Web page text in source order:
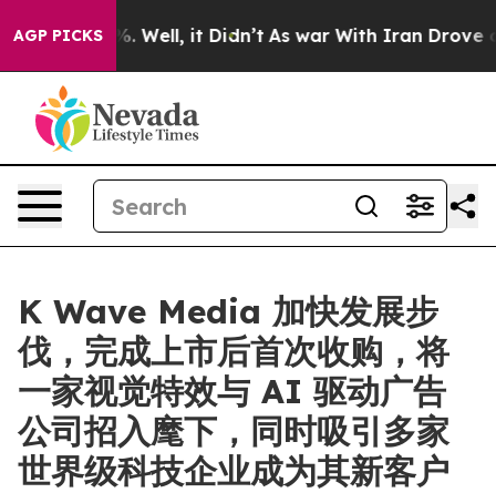
AGP PICKS
40%. Well, it Didn’t As war With Iran Drove oil
K Wave Media 加快发展步
伐，完成上市后首次收购，将
一家视觉特效与 AI 驱动广告
公司招入麾下，同时吸引多家
世界级科技企业成为其新客户